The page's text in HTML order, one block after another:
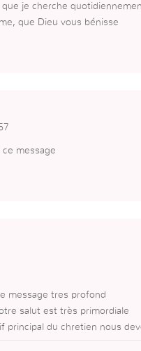
que je cherche
que Dieu vous bénisse
message
message tres profond
salut est très primordiale
principal du chretien nous